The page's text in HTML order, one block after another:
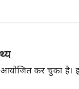
कर चुका है। इस